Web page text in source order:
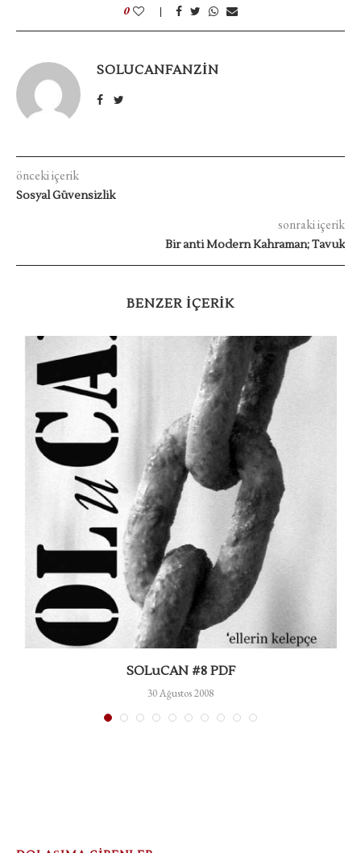
0
SOLUCANFANZIN
önceki içerik
Sosyal Güvensizlik
sonraki içerik
Bir anti Modern Kahraman; Tavuk
BENZER IÇERIK
SOLuCAN #8 PDF
30 Ağustos 2008